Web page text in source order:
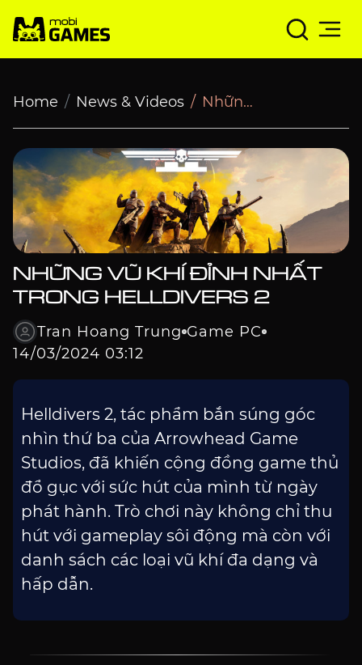
Home News & Videos Những vũ khí đỉnh nhất trong Helldivers 2
NHỮNG VŨ KHÍ ĐỈNH NHẤT
TRONG HELLDIVERS 2
Tran Hoang Trung Game PC
14/03/2024 03:12
Helldivers 2, tác phẩm bắn súng góc
nhìn thứ ba của Arrowhead Game
Studios, đã khiến cộng đồng game thủ
đổ gục với sức hút của mình từ ngày
phát hành. Trò chơi này không chỉ thu
hút với gameplay sôi động mà còn với
danh sách các loại vũ khí đa dạng và
hấp dẫn.